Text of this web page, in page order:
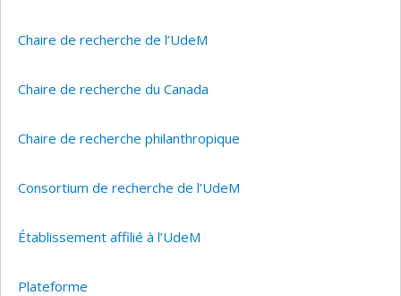
Chaire de recherche de l’UdeM
Chaire de recherche du Canada
Chaire de recherche philanthropique
Consortium de recherche de l’UdeM
Établissement affilié à l’UdeM
Plateforme